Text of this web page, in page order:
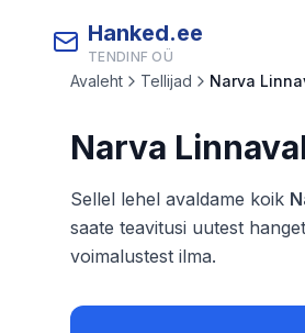
Hanked.ee
TENDINF OÜ
Avaleht Tellijad Narva
Narva
Sellel lehel avaldame koik
saate teavitusi uutest
voimalustest ilma.